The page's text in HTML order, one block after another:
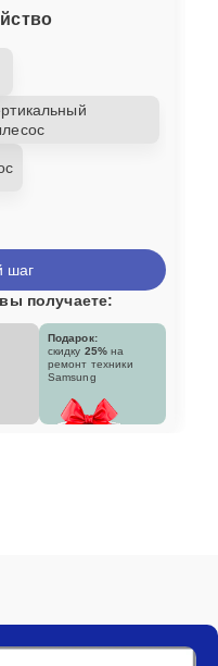
шаг
получаете:
Подарок:
скидку 25% на
ремонт техники
Samsung